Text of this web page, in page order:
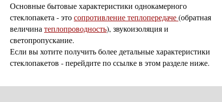
Основные бытовые характеристики однокамерного
стеклопакета - этосопротивление теплопередаче(обратная
величина теплопроводность), звукоизоляция и
светопропускание.
Если вы хотите получить более детальные характеристики
стеклопакетов - перейдите по ссылке в этом разделе ниже.